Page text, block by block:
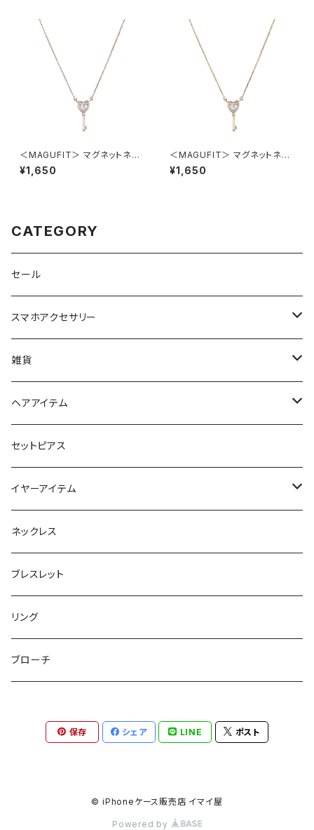
＜MAGUFIT＞ マグネットネッ
クレス ハートキー AAN0845-
PG（ピンクゴールド）
¥1,650
＜MAGUFIT＞ マグネットネッ
クレス ハートキー AAN0845-
GD（ゴールド）
¥1,650
CATEGORY
セール
スマホアクセサリー
iPhoneケース
スマホリング＆グリップ
マルチショルダー
雑貨
ポーチ
マチ付きポーチ
フラットポーチ
スマートキーポーチ
チャーム / カラビナ
ウォレット / 財布
トートバッグ
パスケース
ミラー
ハンドタオル
ヘアアイテム
静電気軽減ヘアブレスレット
ポニーフック
テールクラッチ
シュシュット
キープスタイラー
ヘアピン
ヘアクリップ
セットピアス
イヤーアイテム
ステンレスピアス
ピアス
イヤリング
セットピアス
イヤーカフ
ネックレス
ブレスレット
リング
ブローチ
保存 シェア LINE ポスト
© iPhoneケース販売店 イマイ屋
Powered by